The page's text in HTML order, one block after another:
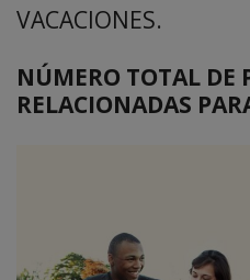
VACACIONES.
NÚMERO TOTAL DE
RELACIONADAS